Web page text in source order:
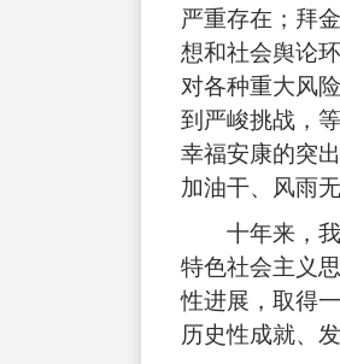
严重存在；拜
想和社会舆论
对各种重大风
到严峻挑战，
幸福安康的突
加油干、风雨
十年来，
特色社会主义
性进展，取得
历史性成就、